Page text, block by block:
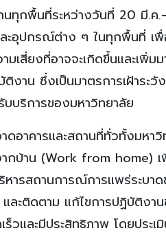
ทุกพื้นที่ระหว่างวันที่ 20 มี.ค
ะอุปกรณ์ต่าง ๆ ในทุกพื้นที่ เพื่
เสี่ยงที่อาจจะเกิดขึ้นและเพิ่ม
าน ซึ่งเป็นมาตรการเฝ้าระวั
บริการของมหาวิทยาลัย
ดอาคารและสถานที่ทั่วทั้งมห
กบ้าน (Work from home) เ
สถานการณ์การแพร่ระบาดข
ะติดตาม แก้ไขการปฏิบัติงาน
วและมีประสิทธิภาพ โดยประ